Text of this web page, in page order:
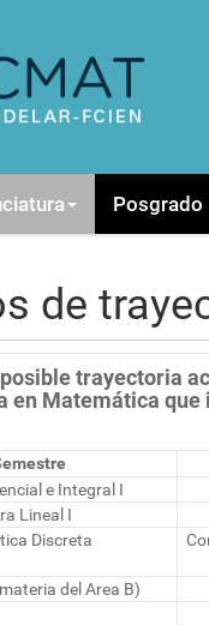
Posgrado
de
trayectoria
en Matemática
e Integral I
Lineal I
Discreta
del Area B)